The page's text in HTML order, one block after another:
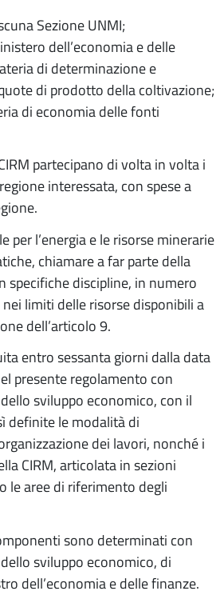
Sezione UNMI;
dell’economia e delle
di determinazione e
di prodotto della coltivazione;
di economia delle fonti
partecipano di volta in volta i
interessata, con spese a
per l’energia e le risorse minerarie
chiamare a far parte della
specifiche discipline, in numero
limiti delle risorse disponibili a
dell’articolo 9.
entro sessanta giorni dalla data
presente regolamento con
sviluppo economico, con il
definite le modalità di
dei lavori, nonché i
CIRM, articolata in sezioni
le aree di riferimento degli
sono determinati con
sviluppo economico, di
dell’economia e delle finanze.